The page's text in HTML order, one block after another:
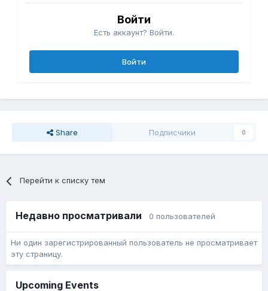
Войти
Есть аккаунт? Войти.
Войти
Share Подписчики 0
Перейти к списку тем
Недавно просматривали 0 пользователей
Ни один зарегистрированный пользователь не просматривает
эту страницу.
Upcoming Events